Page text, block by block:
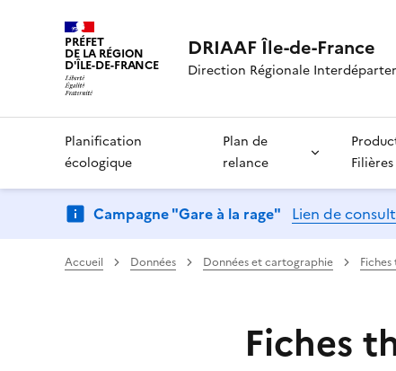
PRÉFET
DE LA RÉGION
D'ÎLE-DE-FRANCE
DRIAAF Île-de-France
Direction Régionale
Planification
écologique
Plan de
relance
Filières
Campagne "Gare à la rage" Lien de
Accueil Données Données et cartographie
Fiches